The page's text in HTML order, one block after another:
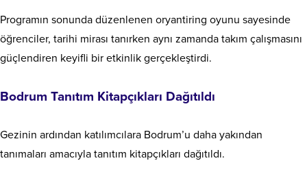
Programın sonunda düzenlenen oryantiring oyunu sayesinde
öğrenciler, tarihi mirası tanırken aynı zamanda takım çalışmasını
güçlendiren keyifli bir etkinlik gerçekleştirdi.
Bodrum Tanıtım Kitapçıkları Dağıtıldı
Gezinin ardından katılımcılara Bodrum’u daha yakından
tanımaları amacıyla tanıtım kitapçıkları dağıtıldı.